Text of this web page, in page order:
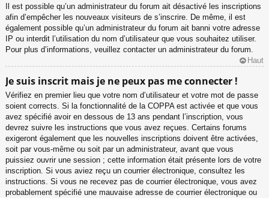
Il est possible qu’un administrateur du forum ait désactivé les inscriptions
afin d’empêcher les nouveaux visiteurs de s’inscrire. De même, il est
également possible qu’un administrateur du forum ait banni votre adresse
IP ou interdit l’utilisation du nom d’utilisateur que vous souhaitez utiliser.
Pour plus d’informations, veuillez contacter un administrateur du forum.
Haut
Je suis inscrit mais je ne peux pas me connecter !
Vérifiez en premier lieu que votre nom d’utilisateur et votre mot de passe
soient corrects. Si la fonctionnalité de la COPPA est activée et que vous
avez spécifié avoir en dessous de 13 ans pendant l’inscription, vous
devrez suivre les instructions que vous avez reçues. Certains forums
exigeront également que les nouvelles inscriptions doivent être activées,
soit par vous-même ou soit par un administrateur, avant que vous
puissiez ouvrir une session ; cette information était présente lors de votre
inscription. Si vous aviez reçu un courrier électronique, consultez les
instructions. Si vous ne recevez pas de courrier électronique, vous avez
probablement spécifié une mauvaise adresse de courrier électronique ou